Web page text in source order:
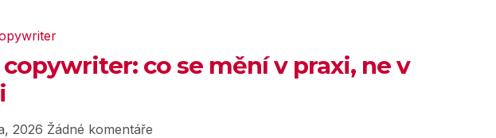
copywriter: co se mění v praxi, ne v
2026 Žádné komentáře